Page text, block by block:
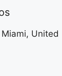
United